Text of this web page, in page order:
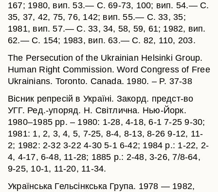
167; 1980, вип. 53.— С. 69-73, 100; вип. 54.— С.
35, 37, 42, 75, 76, 142; вип. 55.— С. 33, 35;
1981, вип. 57.— С. 33, 34, 58, 59, 61; 1982, вип.
62.— С. 154; 1983, вип. 63.— С. 82, 110, 203.
The Persecution of the Ukrainian Helsinki Group.
Human Right Commission. Word Congress of Free
Ukrainians. Toronto. Canada. 1980. – P. 37-38
Вісник репресій в Україні. Закорд. предст-во
УГГ. Ред.-упоряд. Н. Світлична. Нью-Йорк.
1980–1985 рр. – 1980: 1-28, 4-18, 6-1 7-25 9-30;
1981: 1, 2, 3, 4, 5, 7-25, 8-4, 8-13, 8-26 9-12, 11-
2; 1982: 2-32 3-22 4-30 5-1 6-42; 1984 р.: 1-22, 2-
4, 4-17, 6-48, 11-28; 1885 р.: 2-48, 3-26, 7/8-64,
9-25, 10-1, 11-20, 11-34.
Українська Гельсінкська Група. 1978 — 1982,